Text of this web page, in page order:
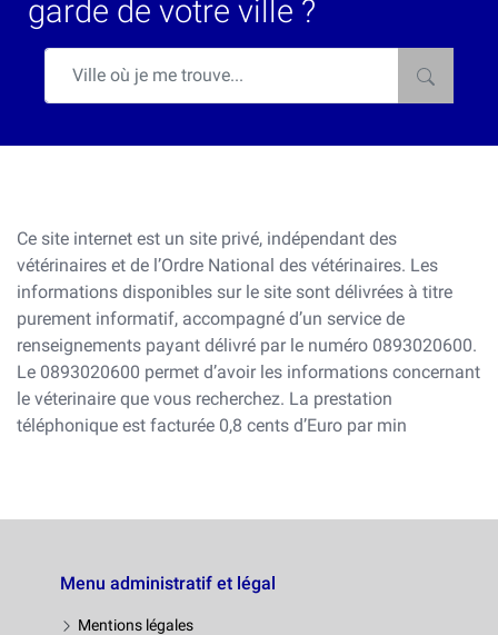
garde de votre ville ?
Ce site internet est un site privé, indépendant des
vétérinaires et de l’Ordre National des vétérinaires. Les
informations disponibles sur le site sont délivrées à titre
purement informatif, accompagné d’un service de
renseignements payant délivré par le numéro 0893020600.
Le 0893020600 permet d’avoir les informations concernant
le véterinaire que vous recherchez. La prestation
téléphonique est facturée 0,8 cents d’Euro par min
Menu administratif et légal
Mentions légales